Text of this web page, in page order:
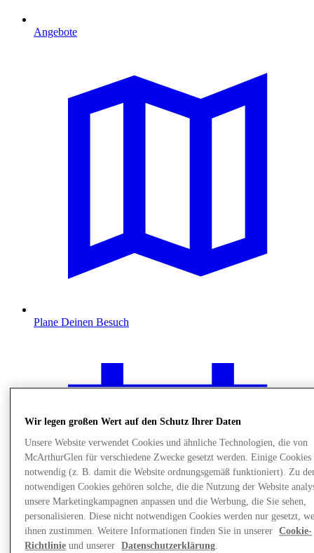
Angebote
Plane Deinen Besuch
Wir legen großen Wert auf den Schutz Ihrer Daten
Unsere Website verwendet Cookies und ähnliche Technologien, die von
McArthurGlen für verschiedene Zwecke gesetzt werden. Einige Cookies
notwendig (z. B. damit die Website ordnungsgemäß funktioniert). Zu
notwendigen Cookies gehören solche, die die Nutzung der Website
unsere Marketingkampagnen anpassen und die Werbung, die Sie sehen,
personalisieren. Diese nicht notwendigen Cookies werden nur gesetzt,
ihnen zustimmen. Weitere Informationen finden Sie in unserer
Cookie-
Richtlinie und unserer Datenschutzerklärung